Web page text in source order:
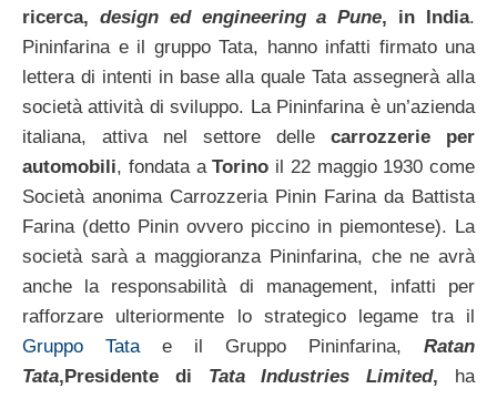
ricerca, design ed engineering a Pune, in India.
Pininfarina e il gruppo Tata, hanno infatti firmato una
lettera di intenti in base alla quale Tata assegnerà alla
società attività di sviluppo. La Pininfarina è un’azienda
italiana, attiva nel settore delle carrozzerie per
automobili, fondata aTorino il 22 maggio 1930 come
Società anonima Carrozzeria Pinin Farina da Battista
Farina (detto Pinin ovvero piccino in piemontese). La
società sarà a maggioranza Pininfarina, che ne avrà
anche la responsabilità di management, infatti per
rafforzare ulteriormente lo strategico legame tra il
Gruppo Tatae il Gruppo Pininfarina, Ratan
Tata,Presidente di Tata Industries Limited, ha